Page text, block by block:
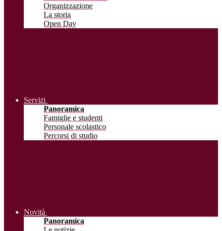
Organizzazione
La storia
Open Day
Servizi
Panoramica
Famiglie e studenti
Personale scolastico
Percorsi di studio
Novità
Panoramica